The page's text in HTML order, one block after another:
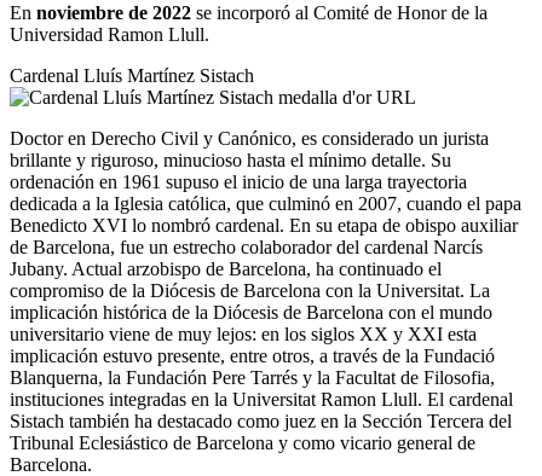
En noviembre de 2022 se incorporó al Comité de Honor de la
Universidad Ramon Llull.
Cardenal Lluís Martínez Sistach
Doctor en Derecho Civil y Canónico, es considerado un jurista
brillante y riguroso, minucioso hasta el mínimo detalle. Su
ordenación en 1961 supuso el inicio de una larga trayectoria
dedicada a la Iglesia católica, que culminó en 2007, cuando el papa
Benedicto XVI lo nombró cardenal. En su etapa de obispo auxiliar
de Barcelona, fue un estrecho colaborador del cardenal Narcís
Jubany. Actual arzobispo de Barcelona, ha continuado el
compromiso de la Diócesis de Barcelona con la Universitat. La
implicación histórica de la Diócesis de Barcelona con el mundo
universitario viene de muy lejos: en los siglos XX y XXI esta
implicación estuvo presente, entre otros, a través de la Fundació
Blanquerna, la Fundación Pere Tarrés y la Facultat de Filosofia,
instituciones integradas en la Universitat Ramon Llull. El cardenal
Sistach también ha destacado como juez en la Sección Tercera del
Tribunal Eclesiástico de Barcelona y como vicario general de
Barcelona.